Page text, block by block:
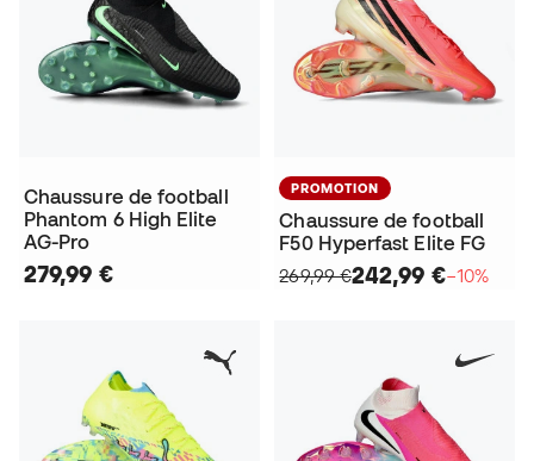
Chaussure de football
Phantom 6 High Elite
AG-Pro
279,99 €
PROMOTION
Chaussure de football
F50 Hyperfast Elite FG
269,99 €242,99 €−10%